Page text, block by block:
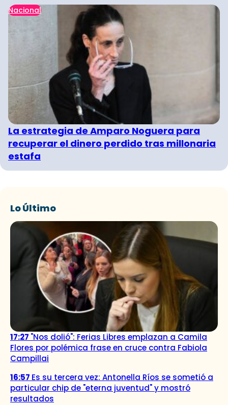
Nacional
La estrategia de Amparo Noguera para
recuperar el dinero perdido tras millonaria
estafa
Lo Último
17:27 "Nos dolió": Ferias Libres emplazan a Camila
Flores por polémica frase en cruce contra Fabiola
Campillai
16:57 Es su tercera vez: Antonella Ríos se sometió a
particular chip de "eterna juventud" y mostró
resultados